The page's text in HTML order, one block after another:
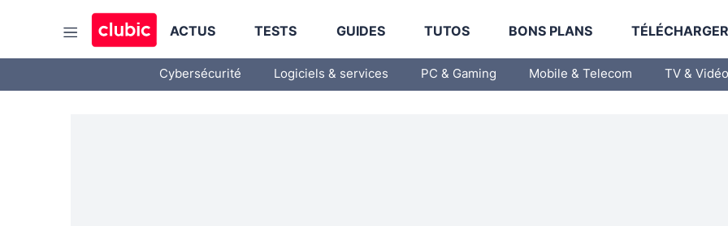
ACTUS TESTS GUIDES TUTOS BONS PLANS
Cybersécurité Logiciels & services PC & Gaming Mobile & Telecom TV & Vidéo